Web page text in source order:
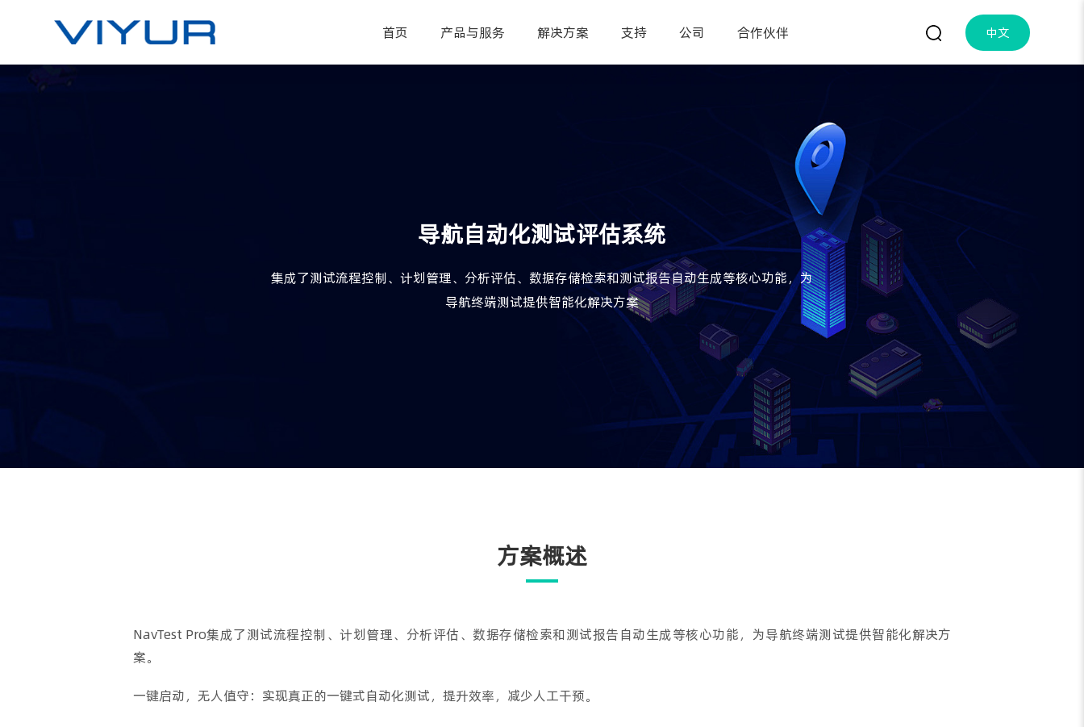
首页 产品与服务 解决方案 支持 公司 合作伙伴 中文
导航自动化测试评估系统
集成了测试流程控制、计划管理、分析评估、数据存储检索和测试报告自动生成等核心功能，为
导航终端测试提供智能化解决方案
方案概述
NavTest Pro集成了测试流程控制、计划管理、分析评估、数据存储检索和测试报告自动生成等核心功能，为导航终端测试提供智能化解决方
案。
一键启动，无人值守：实现真正的一键式自动化测试，提升效率，减少人工干预。